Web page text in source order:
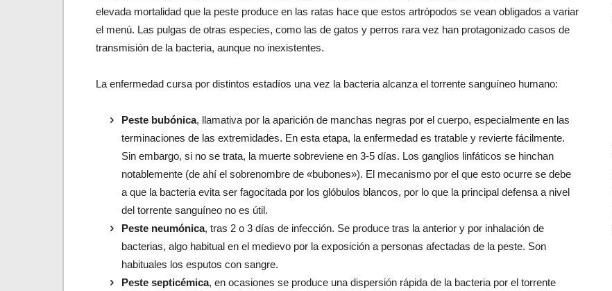
elevada mortalidad que la peste produce en las ratas hace que estos artrópodos se vean obligados a variar
el menú. Las pulgas de otras especies, como las de gatos y perros rara vez han protagonizado casos de
transmisión de la bacteria, aunque no inexistentes.
La enfermedad cursa por distintos estadíos una vez la bacteria alcanza el torrente sanguíneo humano:
Peste bubónica, llamativa por la aparición de manchas negras por el cuerpo, especialmente en las
terminaciones de las extremidades. En esta etapa, la enfermedad es tratable y revierte fácilmente.
Sin embargo, si no se trata, la muerte sobreviene en 3-5 días. Los ganglios linfáticos se hinchan
notablemente (de ahí el sobrenombre de «bubones»). El mecanismo por el que esto ocurre se debe
a que la bacteria evita ser fagocitada por los glóbulos blancos, por lo que la principal defensa a nivel
del torrente sanguíneo no es útil.
Peste neumónica, tras 2 o 3 días de infección. Se produce tras la anterior y por inhalación de
bacterias, algo habitual en el medievo por la exposición a personas afectadas de la peste. Son
habituales los esputos con sangre.
Peste septicémica, en ocasiones se produce una dispersión rápida de la bacteria por el torrente